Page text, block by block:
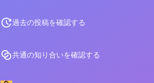
過去の投稿を確認する
共通の知り合いを確認する